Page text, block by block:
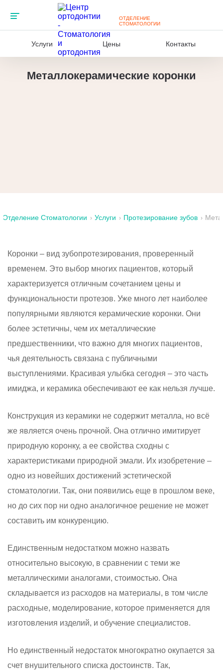
ОТДЕЛЕНИЕ
СТОМАТОЛОГИИ
Услуги Цены Контакты
Отделение Стоматологии › Услуги › Протезирование зубов ›
Металлокерамические коронки
Коронки – вид зубопротезирования, проверенный
временем. Это выбор многих пациентов, который
характеризуется отличным сочетанием цены и
функциональности протезов. Уже много лет наиболее
популярными являются керамические коронки. Они
более эстетичны, чем их металлические
предшественники, что важно для многих пациентов,
чья деятельность связана с публичными
выступлениями. Красивая улыбка сегодня – это часть
имиджа, и керамика обеспечивают ее как нельзя лучше.
Конструкция из керамики не содержит металла, но всё
же является очень прочной. Она отлично имитирует
природную коронку, а ее свойства сходны с
характеристиками природной эмали. Их изобретение –
одно из новейших достижений эстетической
стоматологии. Так, они появились еще в прошлом веке,
но до сих пор ни одно аналогичное решение не может
составить им конкуренцию.
Единственным недостатком можно назвать
относительно высокую, в сравнении с теми же
металлическими аналогами, стоимостью. Она
складывается из расходов на материалы, в том числе
расходные, моделирование, которое применяется для
изготовления изделий, и обучение специалистов.
Но единственный недостаток многократно окупается за
счет внушительного списка достоинств. Так,